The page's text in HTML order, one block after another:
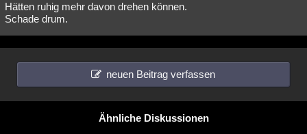
Musik Clash
Übersichten
Lesenswert
Hätten ruhig mehr davon drehen können.
Schade drum.
neuen Beitrag verfassen
Ähnliche Diskussionen